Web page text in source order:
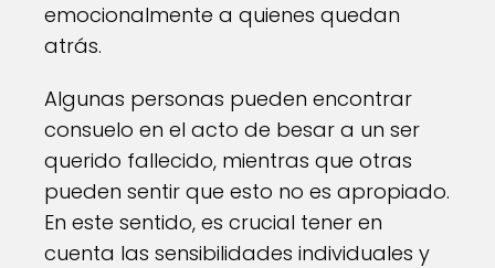
emocionalmente a quienes quedan
atrás.
Algunas personas pueden encontrar
consuelo en el acto de besar a un ser
querido fallecido, mientras que otras
pueden sentir que esto no es apropiado.
En este sentido, es crucial tener en
cuenta las sensibilidades individuales y